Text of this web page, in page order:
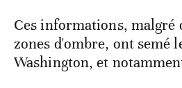
Ces informations, malgré
zones d'ombre, ont semé
Washington, et